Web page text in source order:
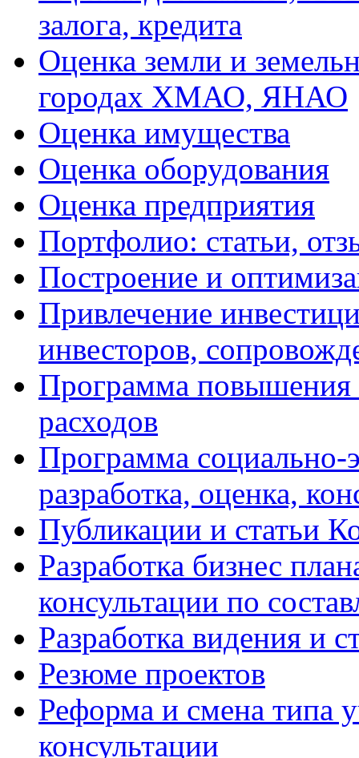
залога, кредита
Оценка земли и
городах ХМАО, ЯНАО
Оценка имущества
Оценка оборудования
Оценка предприятия
Портфолио: статьи,
Построение и
Привлечение
инвесторов,
Программа
расходов
Программа социально-
разработка, оценка,
Публикации и статьи
Разработка бизнес
консультации по
Разработка видения и
Резюме проектов
Реформа и смена типа
консультации